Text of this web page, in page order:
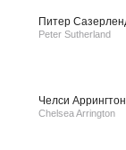
Питер
Peter Sutherland
Челси Аррингтон
Chelsea Arrington